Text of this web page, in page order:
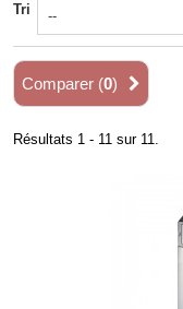
Tri
Comparer (0)
Résultats 1 - 11 sur 11.